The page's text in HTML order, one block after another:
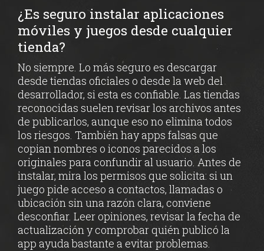
¿Es seguro instalar aplicaciones
móviles y juegos desde cualquier
tienda?
No siempre. Lo más seguro es descargar
desde tiendas oficiales o desde la web del
desarrollador, si esta es confiable. Las tiendas
reconocidas suelen revisar los archivos antes
de publicarlos, aunque eso no elimina todos
los riesgos. También hay apps falsas que
copian nombres o iconos parecidos a los
originales para confundir al usuario. Antes de
instalar, mira los permisos que solicita: si un
juego pide acceso a contactos, llamadas o
ubicación sin una razón clara, conviene
desconfiar. Leer opiniones, revisar la fecha de
actualización y comprobar quién publicó la
app ayuda bastante a evitar problemas.